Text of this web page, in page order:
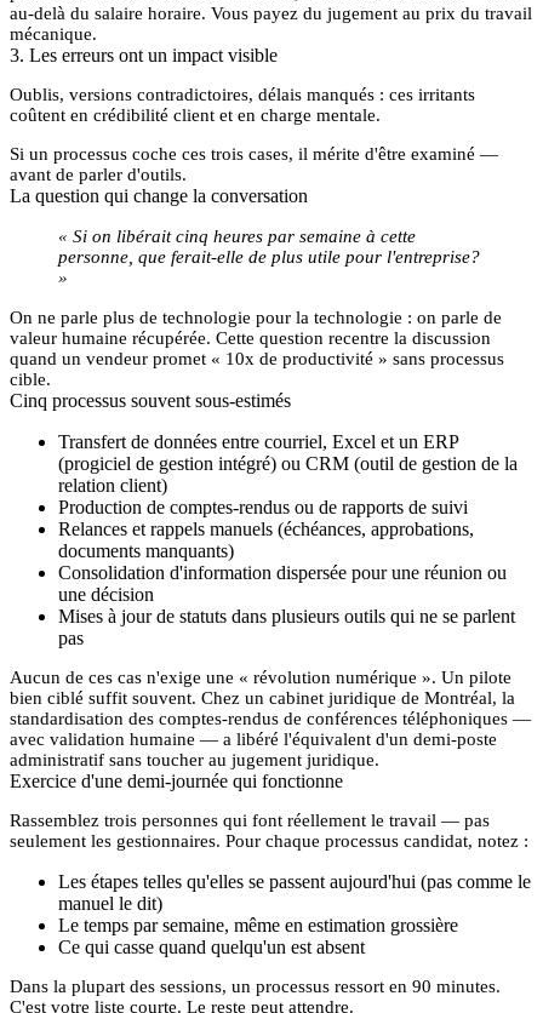
au-delà du salaire horaire. Vous payez du jugement au prix du travail
mécanique.
3. Les erreurs ont un impact visible
Oublis, versions contradictoires, délais manqués : ces irritants
coûtent en crédibilité client et en charge mentale.
Si un processus coche ces trois cases, il mérite d'être examiné —
avant de parler d'outils.
La question qui change la conversation
« Si on libérait cinq heures par semaine à cette
personne, que ferait-elle de plus utile pour l'entreprise?
»
On ne parle plus de technologie pour la technologie : on parle de
valeur humaine récupérée. Cette question recentre la discussion
quand un vendeur promet « 10x de productivité » sans processus
cible.
Cinq processus souvent sous-estimés
Transfert de données entre courriel, Excel et un ERP
(progiciel de gestion intégré) ou CRM (outil de gestion de la
relation client)
Production de comptes-rendus ou de rapports de suivi
Relances et rappels manuels (échéances, approbations,
documents manquants)
Consolidation d'information dispersée pour une réunion ou
une décision
Mises à jour de statuts dans plusieurs outils qui ne se parlent
pas
Aucun de ces cas n'exige une « révolution numérique ». Un pilote
bien ciblé suffit souvent. Chez un cabinet juridique de Montréal, la
standardisation des comptes-rendus de conférences téléphoniques —
avec validation humaine — a libéré l'équivalent d'un demi-poste
administratif sans toucher au jugement juridique.
Exercice d'une demi-journée qui fonctionne
Rassemblez trois personnes qui font réellement le travail — pas
seulement les gestionnaires. Pour chaque processus candidat, notez :
Les étapes telles qu'elles se passent aujourd'hui (pas comme le
manuel le dit)
Le temps par semaine, même en estimation grossière
Ce qui casse quand quelqu'un est absent
Dans la plupart des sessions, un processus ressort en 90 minutes.
C'est votre liste courte. Le reste peut attendre.